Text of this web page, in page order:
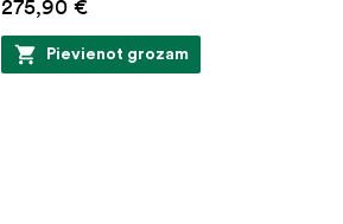
275,90 €
Pievienot grozam